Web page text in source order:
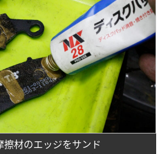
材のエッジをサンド